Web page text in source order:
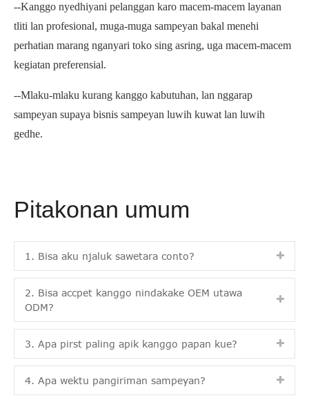
--Kanggo nyedhiyani pelanggan karo macem-macem layanan
tliti lan profesional, muga-muga sampeyan bakal menehi
perhatian marang nganyari toko sing asring, uga macem-macem
kegiatan preferensial.
--Mlaku-mlaku kurang kanggo kabutuhan, lan nggarap
sampeyan supaya bisnis sampeyan luwih kuwat lan luwih
gedhe.
Pitakonan umum
1. Bisa aku njaluk sawetara conto?
2. Bisa accpet kanggo nindakake OEM utawa
ODM?
3. Apa pirst paling apik kanggo papan kue?
4. Apa wektu pangiriman sampeyan?